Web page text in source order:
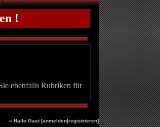
!
ebenfalls Rubriken für
» Hallo Gast [anmelden|registrieren]